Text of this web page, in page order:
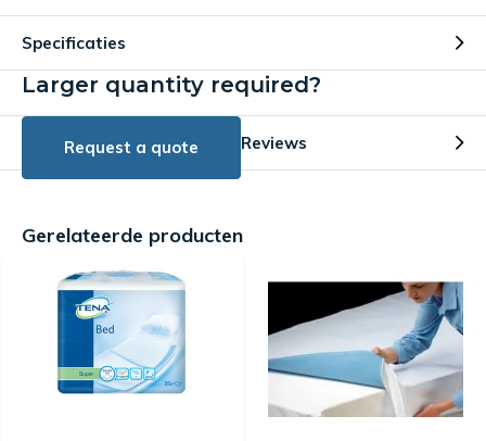
Specificaties
Larger quantity required?
Request a quote Reviews
Gerelateerde producten